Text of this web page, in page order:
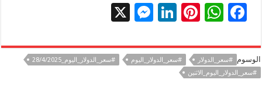
F
e
b
W
at
sA
Pi
er
es
Li
k
e
M
se
n
الوسوم #سعر_الدولار #سعر_الدولار_اليوم
#سعر_الدولار_اليوم_28/4/2025
#سعر_الدولار_اليوم_الاثنين